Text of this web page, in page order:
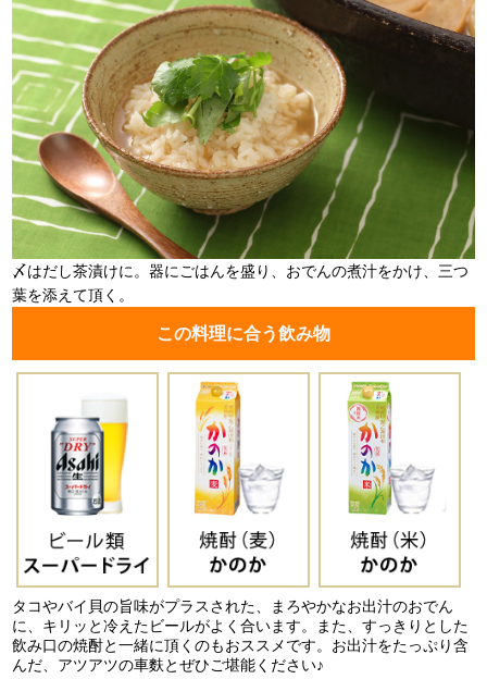
〆はだし茶漬けに。器にごはんを盛り、おでんの煮汁をかけ、三つ
葉を添えて頂く。
この料理に合う飲み物
タコやバイ貝の旨味がプラスされた、まろやかなお出汁のおでん
に、キリッと冷えたビールがよく合います。また、すっきりとした
飲み口の焼酎と一緒に頂くのもおススメです。お出汁をたっぷり含
んだ、アツアツの車麩とぜひご堪能ください♪